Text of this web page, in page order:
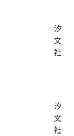
汐
文
社
汐
文
社